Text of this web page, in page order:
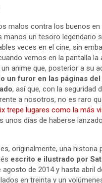
malos contra los buenos en
manos un tesoro legendario
veces en el cine, sin
vemos en la pantalla la
un anime que, posterior a su
un furor en las páginas del
, así que, con la seguridad
a nosotros, no es raro
trepe lugares como la más
unos días de haberse
es, originalmente, una historia
escrito e ilustrado por
agosto de 2014 y hasta abril
en treinta y un